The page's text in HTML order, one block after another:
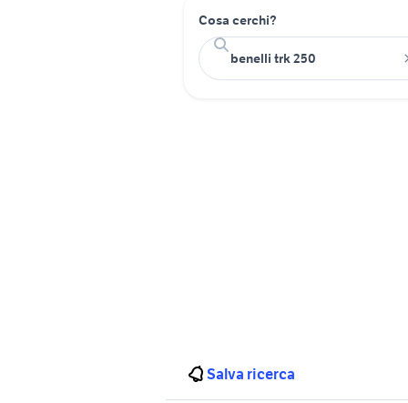
Cosa cerchi?
Salva ricerca